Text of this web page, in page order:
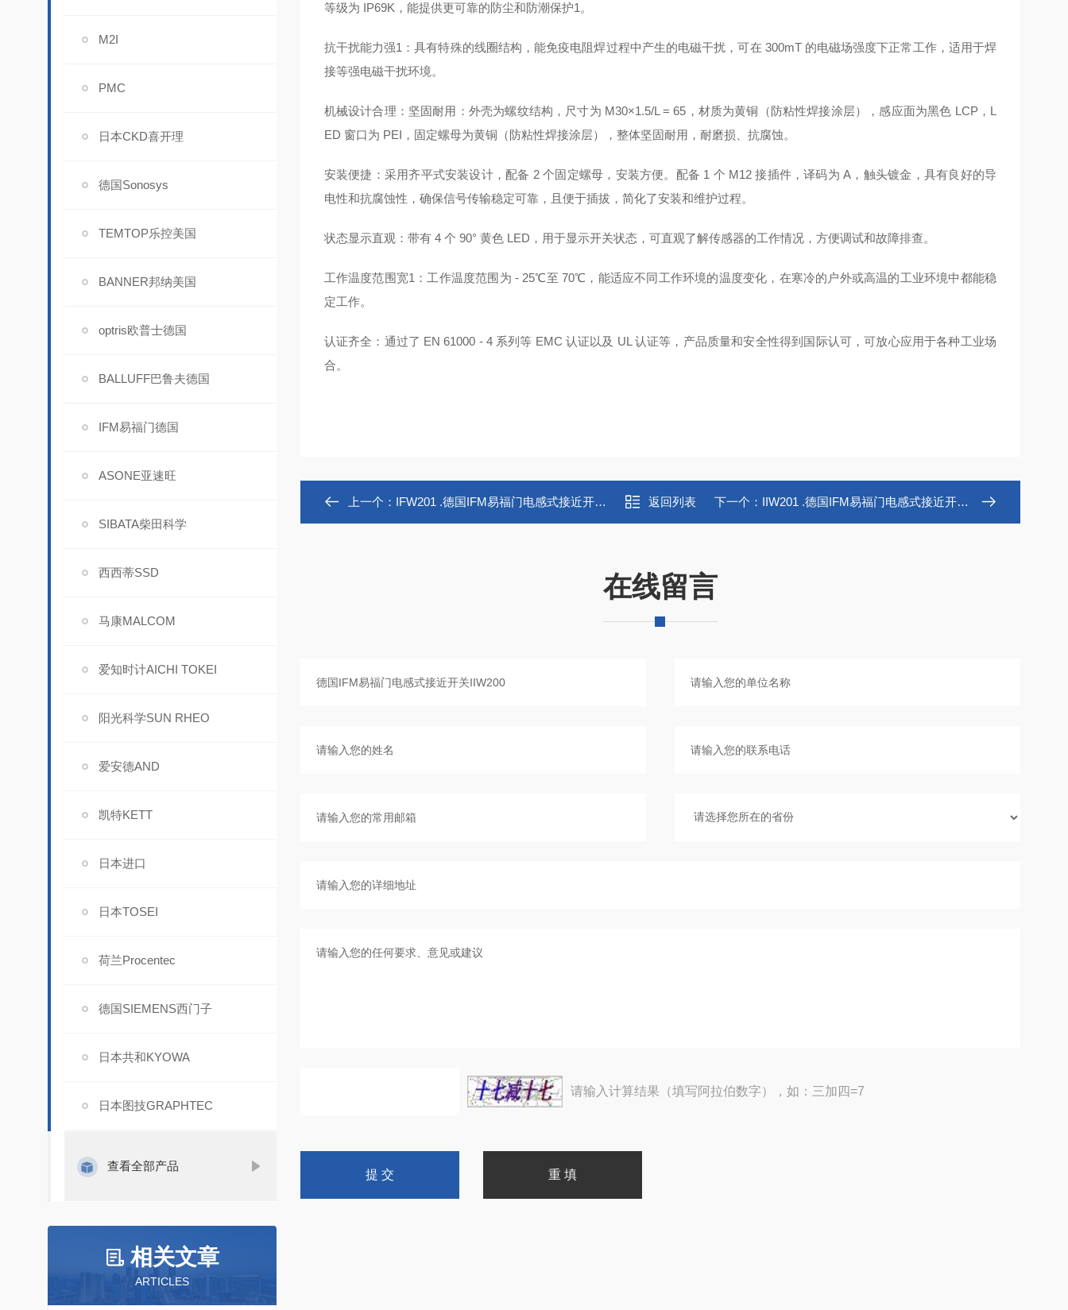
M2I
PMC
日本CKD喜开理
德国Sonosys
TEMTOP乐控美国
BANNER邦纳美国
optris欧普士德国
BALLUFF巴鲁夫德国
IFM易福门德国
ASONE亚速旺
SIBATA柴田科学
西西蒂SSD
马康MALCOM
爱知时计AICHI TOKEI
阳光科学SUN RHEO
爱安德AND
凯特KETT
日本进口
日本TOSEI
荷兰Procentec
德国SIEMENS西门子
日本共和KYOWA
日本图技GRAPHTEC
查看全部产品
相关文章
ARTICLES
等级为 IP69K，能提供更可靠的防尘和防潮保护1。
抗干扰能力强1：具有特殊的线圈结构，能免疫电阻焊过程中产生的电磁干扰，可在 300mT 的电磁场强度下正常工作，适用于焊
接等强电磁干扰环境。
机械设计合理：坚固耐用：外壳为螺纹结构，尺寸为 M30×1.5/L = 65，材质为黄铜（防粘性焊接涂层），感应面为黑色 LCP，L
ED 窗口为 PEI，固定螺母为黄铜（防粘性焊接涂层），整体坚固耐用，耐磨损、抗腐蚀。
安装便捷：采用齐平式安装设计，配备 2 个固定螺母，安装方便。配备 1 个 M12 接插件，译码为 A，触头镀金，具有良好的导
电性和抗腐蚀性，确保信号传输稳定可靠，且便于插拔，简化了安装和维护过程。
状态显示直观：带有 4 个 90° 黄色 LED，用于显示开关状态，可直观了解传感器的工作情况，方便调试和故障排查。
工作温度范围宽1：工作温度范围为 - 25℃至 70℃，能适应不同工作环境的温度变化，在寒冷的户外或高温的工业环境中都能稳
定工作。
认证齐全：通过了 EN 61000 - 4 系列等 EMC 认证以及 UL 认证等，产品质量和安全性得到国际认可，可放心应用于各种工业场
合。
上一个： IFW201 .德国IFM易福门电感式接近开关IFW201 返回列表 下一个： IIW201 .德国IFM易福门电感式接近开关IIW201
在线留言
请输入计算结果（填写阿拉伯数字），如：三加四=7